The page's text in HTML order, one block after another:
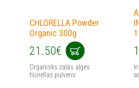
CHLORELLA Powder
Organic 300g
21.50€
Organisks zaļās aļģes
hlorellas pulveris